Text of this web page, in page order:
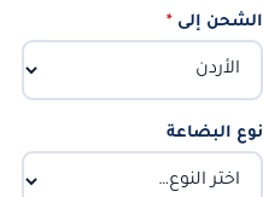
الشحن إلى*
نوع البضاعة